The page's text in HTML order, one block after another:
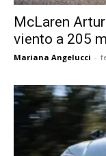
McLaren
viento a 205
Mariana Angelucci -